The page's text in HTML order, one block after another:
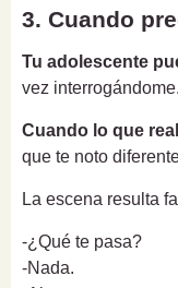
3. Cuando
Tu adolescente
vez
Cuando lo que
que te noto
La escena resulta
-¿Qué te pasa?
-Nada.